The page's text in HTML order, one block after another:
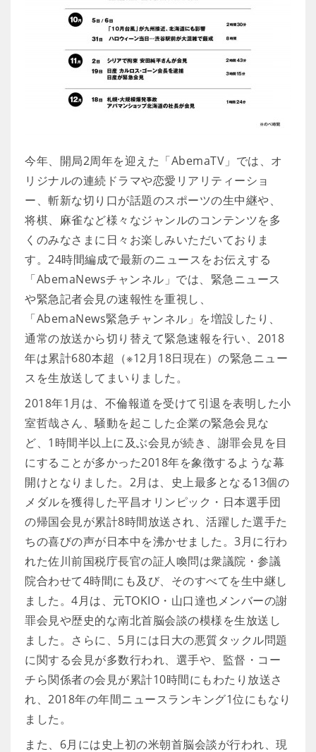
今年、開局2周年を迎えた「AbemaTV」では、オ
リジナルの連続ドラマや恋愛リアリティーショ
ー、斬新な切り口が話題のスポーツの生中継や、
将棋、麻雀など様々なジャンルのコンテンツを多
くのみなさまに日々お楽しみいただいておりま
す。24時間編成で最新のニュースをお伝えする
「AbemaNewsチャンネル」では、緊急ニュース
や緊急記者会見の速報性を重視し、
「AbemaNews緊急チャンネル」を増設したり、
通常の放送から切り替えて緊急速報を行い、2018
年は累計680本超（※12月18日現在）の緊急ニュー
スを生放送してまいりました。
2018年1月は、不倫報道を受けて引退を表明した小
室哲哉さん、騒動を起こした企業の緊急会見な
ど、1時間半以上に及ぶ会見が続き、謝罪会見を目
にすることが多かった2018年を象徴するような幕
開けとなりました。2月は、史上最多となる13個の
メダルを獲得した平昌オリンピック・日本選手団
の帰国会見が累計8時間放送され、活躍した選手た
ちの喜びの声が日本中を沸かせました。3月に行わ
れた佐川前国税庁長官の証人喚問は衆議院・参議
院合わせて4時間にも及び、そのすべてを生中継し
ました。4月は、元TOKIO・山口達也メンバーの謝
罪会見や歴史的な南北首脳会談の模様を生放送し
ました。さらに、5月には日大の悪質タックル問題
に関する会見が多数行われ、選手や、監督・コー
チら関係者の会見が累計10時間にもわたり放送さ
れ、2018年の年間ニュースランキング1位にもなり
ました。
また、6月には史上初の米朝首脳会談が行われ、現